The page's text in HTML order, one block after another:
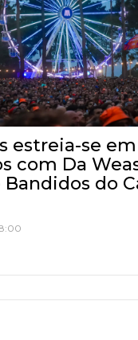
estreia-se em
com Da
do